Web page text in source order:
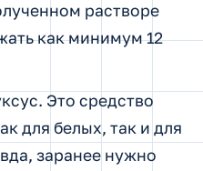
растворе
как минимум 12
Это средство
для белых, так и для
заранее нужно